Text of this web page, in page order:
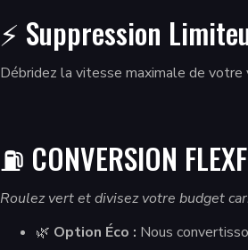
⚡ Suppression
Débridez la vitesse maximale de votre
⛽ CONVERSION
Roulez vert et divisez votre budget
🌿 Option Éco : Nous